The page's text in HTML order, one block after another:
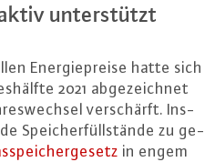
un­ter­stützt
En­er­gie­prei­se hatte sich
2021 ab­ge­zeich­net
ver­schärft. Ins­
Spei­ch­er­füll­stän­de zu ge­
in engem